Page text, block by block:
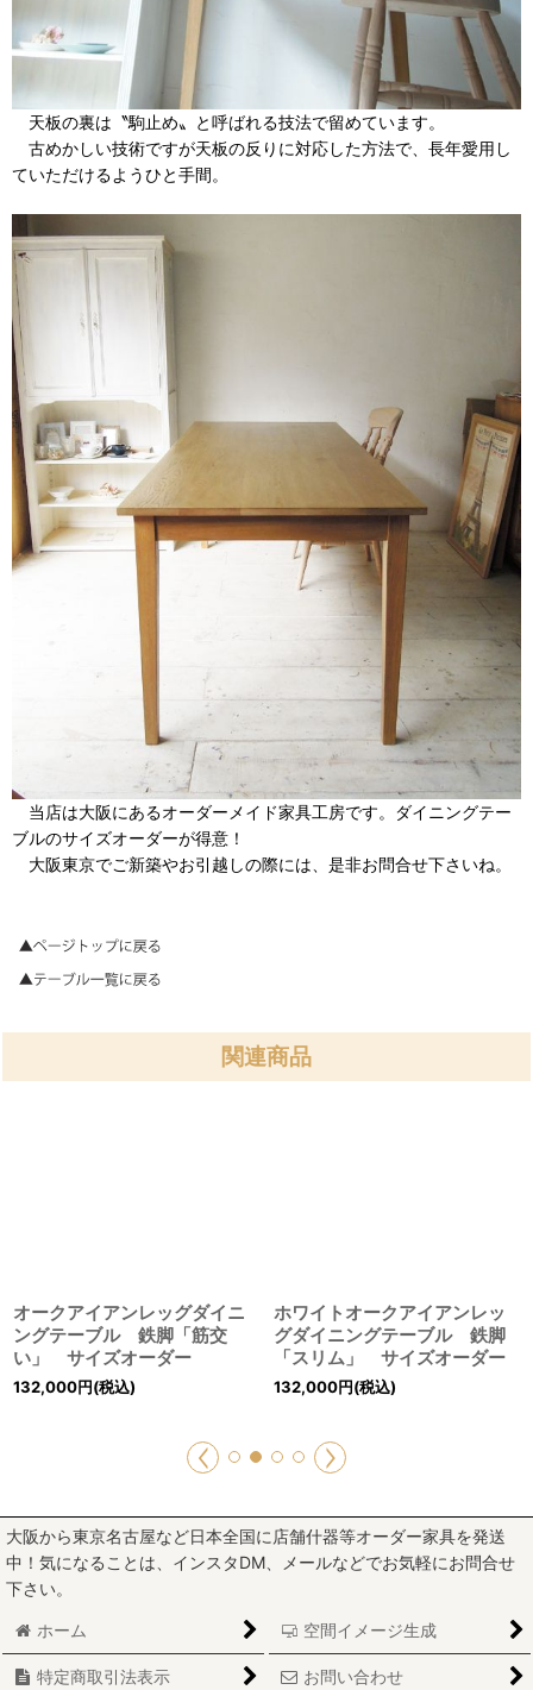
天板の裏は〝駒止め〟と呼ばれる技法で留めています。
古めかしい技術ですが天板の反りに対応した方法で、長年愛用し
ていただけるようひと手間。
当店は大阪にあるオーダーメイド家具工房です。ダイニングテー
ブルのサイズオーダーが得意！
大阪東京でご新築やお引越しの際には、是非お問合せ下さいね。
関連商品
オークアイアンレッグダイニ
ングテーブル 鉄脚「筋交
い」 サイズオーダー
132,000円(税込)
ホワイトオークアイアンレッ
グダイニングテーブル 鉄脚
「スリム」 サイズオーダー
132,000円(税込)
大阪から東京名古屋など日本全国に店舗什器等オーダー家具を発送
中！気になることは、インスタDM、メールなどでお気軽にお問合せ
下さい。
ホーム 空間イメージ生成
特定商取引法表示 お問い合わせ